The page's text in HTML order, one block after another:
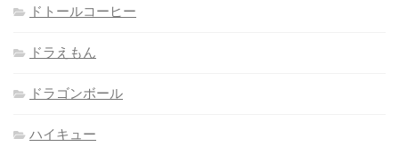
ドトールコーヒー
ドラえもん
ドラゴンボール
ハイキュー